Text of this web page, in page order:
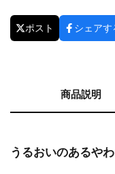
ポスト シェアす
商品説明
うるおいのあるや